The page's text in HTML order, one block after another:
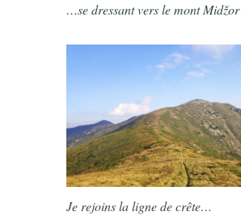
…se dressant vers le mont Midžor
Je rejoins la ligne de crête…